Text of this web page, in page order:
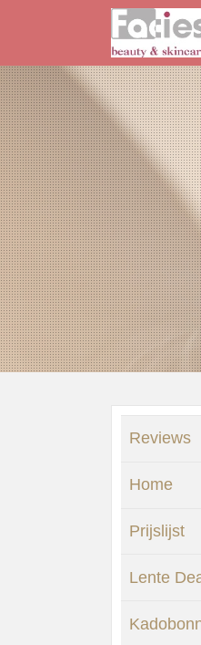
Reviews
Home
Prijslijst
Lente